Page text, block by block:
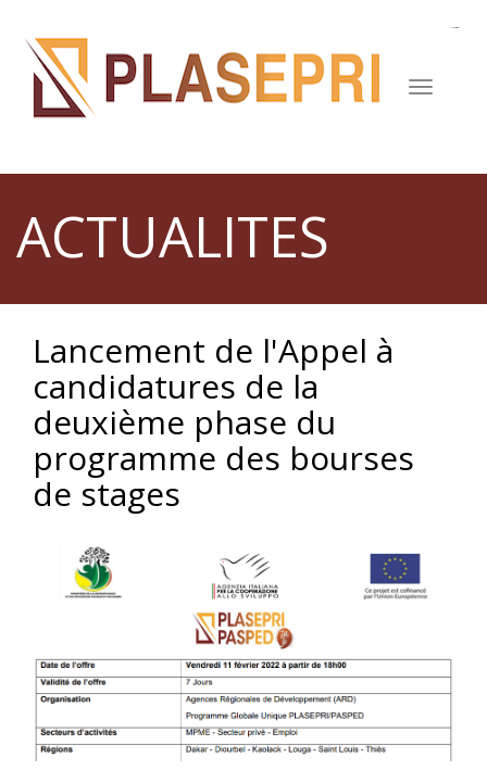
contenu
principal
ACTUALITES
Lancement de l'Appel à
candidatures de la
deuxième phase du
programme des bourses
de stages